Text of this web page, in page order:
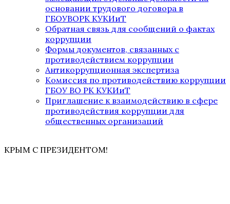
основании трудового договора в
ГБОУВОРК КУКИиТ
Обратная связь для сообщений о фактах
коррупции
Формы документов, связанных с
противодействием коррупции
Антикоррупционная экспертиза
Комиссия по противодействию коррупции
ГБОУ ВО РК КУКИиТ
Приглашение к взаимодействию в сфере
противодействия коррупции для
общественных организаций
КРЫМ С ПРЕЗИДЕНТОМ!